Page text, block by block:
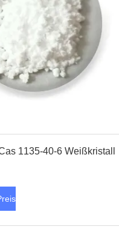
1135-40-6 Weißkristall